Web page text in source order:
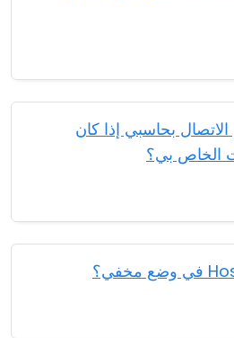
بحاسبي إذا كان
الخاص بي؟